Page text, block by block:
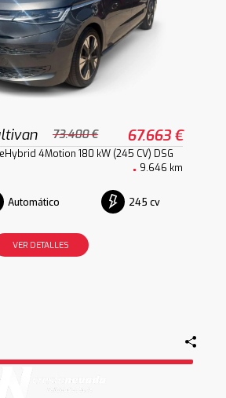
73.400 € 67.663 €
4Motion 180 kW (245 CV) DSG
9.646 km
Automático 245 cv
VER DETALLES